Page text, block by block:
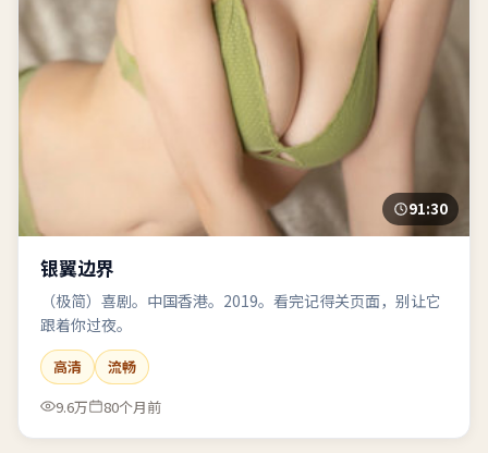
91:30
银翼边界
（极简）喜剧。中国香港。2019。看完记得关页面，别让它
跟着你过夜。
高清
流畅
9.6万
80个月前